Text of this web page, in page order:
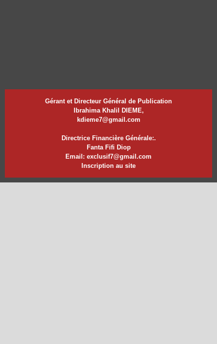
Gérant et Directeur Général de Publication
Ibrahima Khalil DIEME,
kdieme7@gmail.com
Directrice Financière Générale:.
Fanta Fifi Diop
Email: exclusif7@gmail.com
Inscription au site